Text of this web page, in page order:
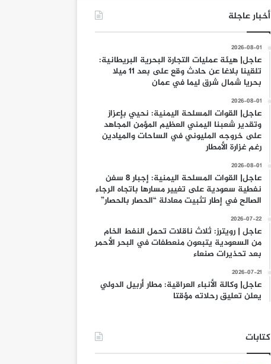
أخبار عاجلة
2026-08-01
عاجل| هيئة عمليات التجارة البحرية البريطانية:
تلقينا بلاغا عن حادث وقع على بعد 11 ميلا
بحريا شمال شرق ليما في عمان
2026-08-01
عاجل| القوات المسلحة اليمنية: نحيي بإعزاز
وتقدير شعبنا اليمني العظيم المؤمن المجاهد
على خروجه المليوني في الساحات والميادين
رغم غزارة الأمطار
2026-08-01
عاجل| القوات المسلحة اليمنية: إجبار 8 سفن
نفطية سعودية على تغيير مسارها باتجاه الرجاء
الصالح في إطار تثبيت معادلة “الحصار بالحصار”
2026-07-22
عاجل | رويترز: ثلاث ناقلات تحمل النفط الخام
من السعودية يتبعون منعطفات في البحر الأحمر
بعد تحذيرات صنعاء
2026-07-21
عاجل| وكالة الأنباء العراقية: مطار أربيل الدولي
يعلن تعليق رحلاته مؤقتا
كتابات